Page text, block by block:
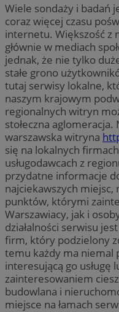
Wiele sondaży i badań
coraz więcej czasu
internetu. Większość z
głównie w mediach
jednak, że nie tylko
stałe grono
tutaj serwisy lokalne,
naszym krajowym
regionalnych witryn
stołeczna
warszawska witryna
się na lokalnych
usługodawcach z
przydatne informacje
najciekawszych
punktów, którymi
Warszawiacy, jak i
działalności serwisu
firm, który podzielony
temu każdy ma niemal
interesującą go usługę
zainteresowaniem
budowlana i
miejsce na łamach